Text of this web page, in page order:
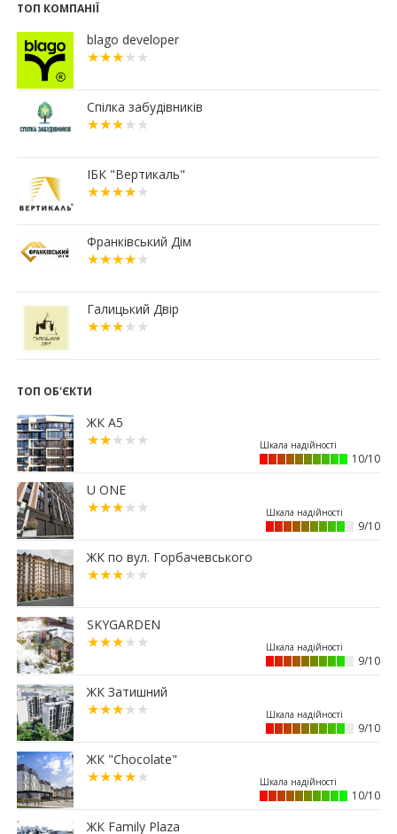
дорожчають у рази швидше, ніж в містах
16:15
Паркування без зайвих турбот – обирайте
підземні паркінги ЖР “Княгинин”
13:08
Малозабезпеченим франківцям безкоштовно
04.07.2026
19:24
Корпус 31/1 ЖР "Княгинин" – актуальний стан
будівництва (ФОТО)
03.07.2026
12:30
Що обрати: розстрочку чи іпотечну програму
02.07.2026
18:56
Мерія планує викупити історичний будинок
за 7 млн грн
11:23
Вибір меблів для маленьких квартир: актуальні
рішення 2026 року
15:12
Житловий район “Княгинин” – від
архітектурного задуму до повноцінного
міського середовища
15:38
Альтернатива депозитам: скільки можна
заробити на купівлі паркомісця у Франківську
12:52
Мешканці одного з мікрорайонів Франківська
вимагають перевірити чергову будову
13:40
Квартири здорожчали на 14%: скільки тепер
коштує житло у Франківську
25.06.2026
11:36
Ваша мрія отримала адресу: біля Veles Mall
з’явиться новий квартал Dreamland
ТОП КОМПАНІЇ
blago developer
Спілка забудівників
ІБК "Вертикаль"
Франківський Дім
Галицький Двір
ТОП ОБ'ЄКТИ
ЖК А5
10/10
U ONE
9/10
ЖК по вул. Горбачевського
SKYGARDEN
9/10
ЖК Затишний
9/10
ЖК "Chocolate"
10/10
ЖК Family Plaza